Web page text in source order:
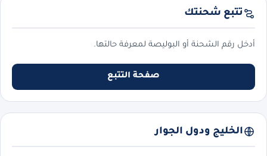
تتبع شحنتك
أدخل رقم الشحنة أو البوليصة لمعرفة حالتها.
صفحة التتبع
الخليج ودول الجوار